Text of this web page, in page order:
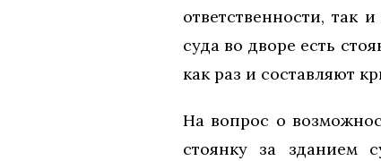
ответственности, так
суда во дворе есть
как раз и составляют
На вопрос о
стоянку за зданием